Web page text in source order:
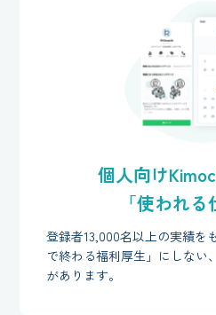
個人向け
「使われる
登録者13,000名以上の実績を
で終わる福利厚生」にしない
があります。